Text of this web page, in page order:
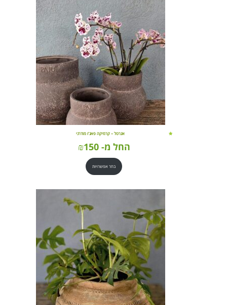
אגרטל – קרמיקה פאג'ו מודרני
החל מ- ₪150
בחר אפשרויות